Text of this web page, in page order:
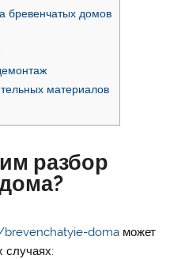
бревенчатых домов
материалов
разбор
doma может
случаях: